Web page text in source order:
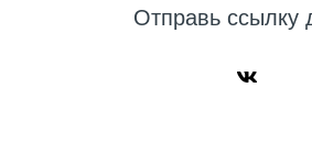
Отправь ссылку